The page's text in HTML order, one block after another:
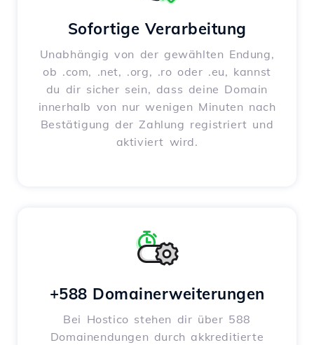
Sofortige Verarbeitung
Unabhängig von der gewählten Endung,
ob .com, .net, .org, .ro oder .eu, kannst
du dir sicher sein, dass deine Domain
innerhalb von nur wenigen Minuten nach
Bestätigung der Zahlung registriert und
aktiviert wird.
+588 Domainerweiterungen
Bei Hostico stehen dir über 588
Domainendungen durch akkreditierte